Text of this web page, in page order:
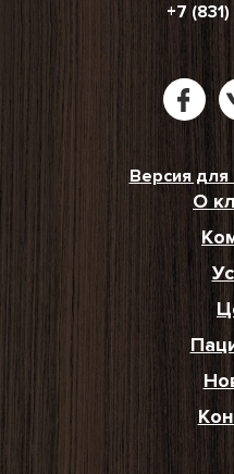
+7
Версия
О